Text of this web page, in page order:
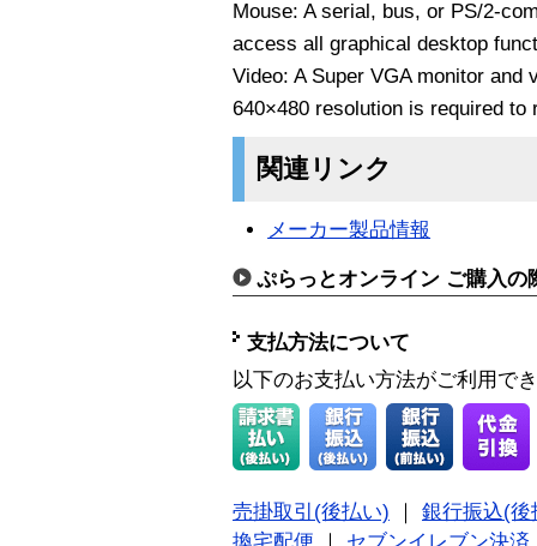
Mouse: A serial, bus, or PS/2-
access all graphical desktop
Video: A Super VGA monitor and
640×480 resolution is required to
関連リンク
メーカー製品情報
ぷらっとオンライン ご購入の
支払方法について
以下のお支払い方法がご利用で
売掛取引(後払い)
銀行振込(後